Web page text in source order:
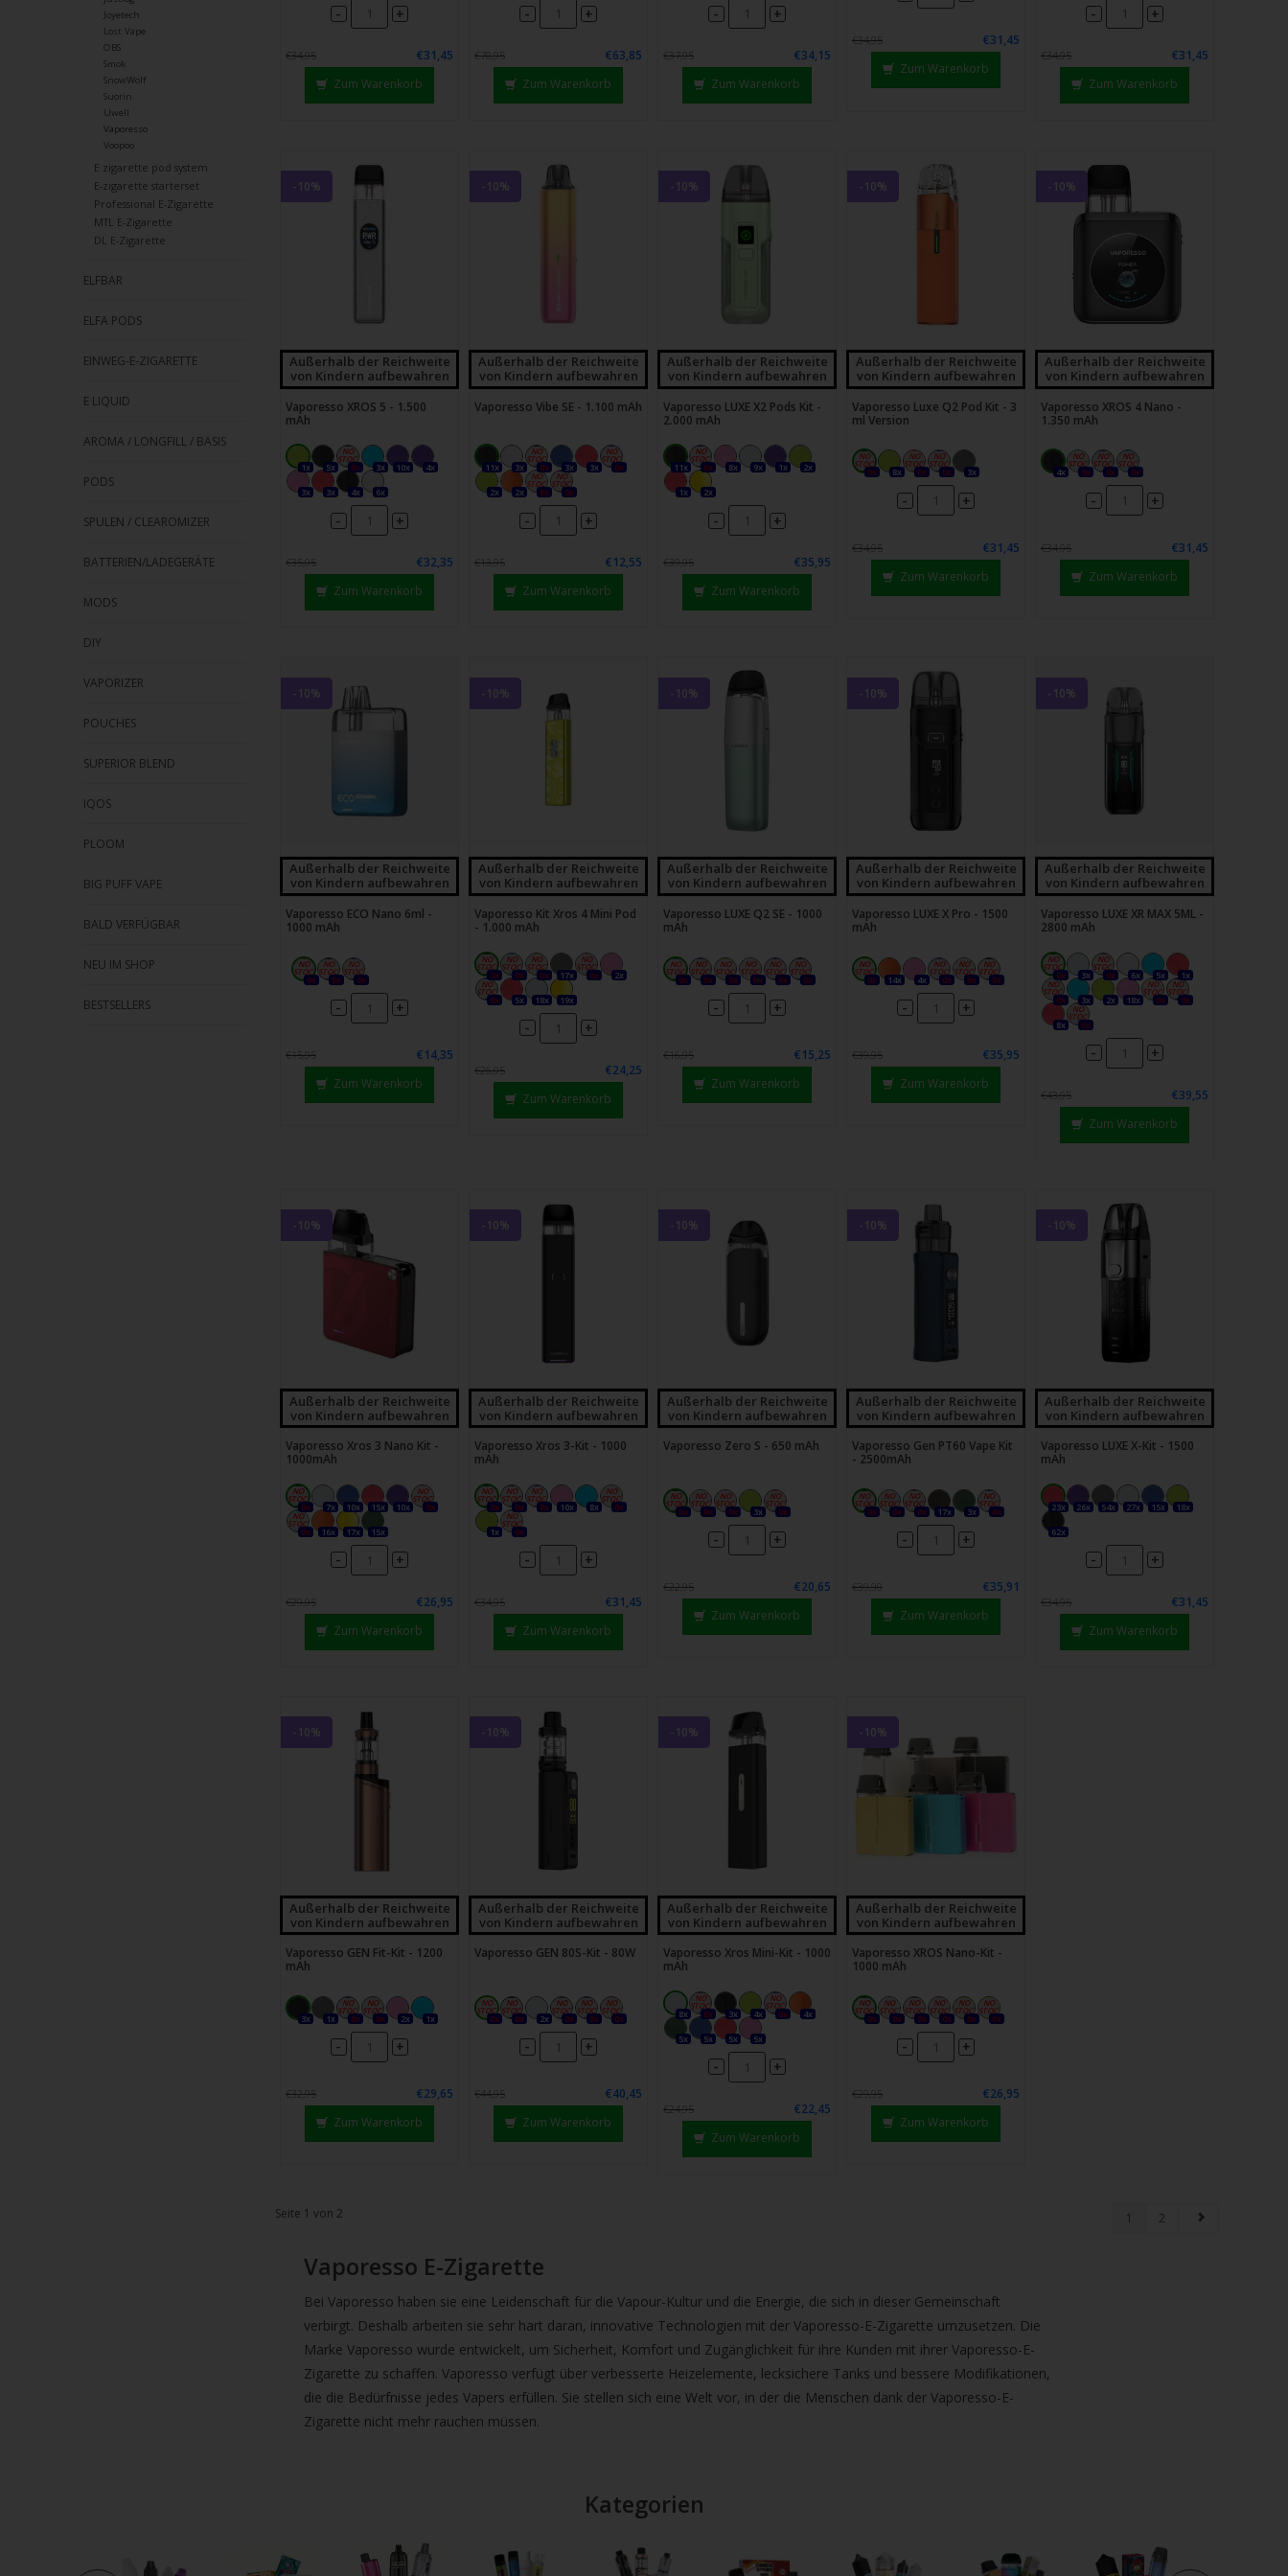
Streichgesten
Joyetech
Lost Vape
OBS
Smok
SnowWolf
Suorin
Uwell
Vaporesso
Voopoo
E zigarette pod system
E-zigarette starterset
Professional E-Zigarette
MTL E-Zigarette
DL E-Zigarette
ELFBAR
ELFA PODS
EINWEG-E-ZIGARETTE
E LIQUID
AROMA / LONGFILL / BASIS
PODS
SPULEN / CLEAROMIZER
BATTERIEN/LADEGERÄTE
MODS
DIY
VAPORIZER
POUCHES
SUPERIOR BLEND
IQOS
PLOOM
BIG PUFF VAPE
BALD VERFÜGBAR
NEU IM SHOP
BESTSELLERS
- +
€34,95
€31,45
Zum Warenkorb
- +
€70,95
€63,85
Zum Warenkorb
- +
€37,95
€34,15
Zum Warenkorb
€34,95
€31,45
Zum Warenkorb
- +
€34,95
€31,45
Zum Warenkorb
-10%
Außerhalb der Reichweite
von Kindern aufbewahren
Vaporesso XROS 5 - 1.500
mAh
1x 5x 0x 3x 10x
4x
3x
3x 4x 6x
- +
€35,95
€32,35
Zum Warenkorb
-10%
Außerhalb der Reichweite
von Kindern aufbewahren
Vaporesso Vibe SE - 1.100 mAh
11x 3x 0x 3x 3x 0x
2x 2x 0x 0x
- +
€13,95
€12,55
Zum Warenkorb
-10%
Außerhalb der Reichweite
von Kindern aufbewahren
Vaporesso LUXE X2 Pods Kit -
2.000 mAh
11x 0x 8x 9x 1x 2x
1x 2x
- +
€39,95
€35,95
Zum Warenkorb
-10%
Außerhalb der Reichweite
von Kindern aufbewahren
Vaporesso Luxe Q2 Pod Kit - 3
ml Version
0x 8x 0x 0x 3x
- +
€34,95
€31,45
Zum Warenkorb
-10%
Außerhalb der Reichweite
von Kindern aufbewahren
Vaporesso XROS 4 Nano -
1.350 mAh
4x 0x 0x 0x
- +
€34,95
€31,45
Zum Warenkorb
-10%
Außerhalb der Reichweite
von Kindern aufbewahren
Vaporesso ECO Nano 6ml -
1000 mAh
0x 0x 0x
- +
€15,95
€14,35
Zum Warenkorb
-10%
Außerhalb der Reichweite
von Kindern aufbewahren
Vaporesso Kit Xros 4 Mini Pod
- 1.000 mAh
0x 0x 0x 17x 0x 2x
0x 5x 18x 19x
- +
€26,95
€24,25
Zum Warenkorb
-10%
Außerhalb der Reichweite
von Kindern aufbewahren
Vaporesso LUXE Q2 SE - 1000
mAh
0x 0x 0x 0x 0x 0x
- +
€16,95
€15,25
Zum Warenkorb
-10%
Außerhalb der Reichweite
von Kindern aufbewahren
Vaporesso LUXE X Pro - 1500
mAh
0x 14x 4x 0x 0x 0x
- +
€39,95
€35,95
Zum Warenkorb
-10%
Außerhalb der Reichweite
von Kindern aufbewahren
Vaporesso LUXE XR MAX 5ML -
2800 mAh
0x 3x 0x 6x 5x
1x
0x
3x 2x 18x 0x 0x
8x 0x
- +
€43,95
€39,55
Zum Warenkorb
-10%
Außerhalb der Reichweite
von Kindern aufbewahren
Vaporesso Xros 3 Nano Kit -
1000mAh
0x 7x 10x 15x 10x 0x
0x 16x 17x 15x
- +
€29,95
€26,95
Zum Warenkorb
-10%
Außerhalb der Reichweite
von Kindern aufbewahren
Vaporesso Xros 3-Kit - 1000
mAh
0x 0x 0x 10x 8x
0x
1x
0x
- +
€34,95
€31,45
Zum Warenkorb
-10%
Außerhalb der Reichweite
von Kindern aufbewahren
Vaporesso Zero S - 650 mAh
0x 0x 0x 3x 0x
- +
€22,95
€20,65
Zum Warenkorb
-10%
Außerhalb der Reichweite
von Kindern aufbewahren
Vaporesso Gen PT60 Vape Kit
- 2500mAh
0x 0x 0x 17x 3x 0x
- +
€39,90
€35,91
Zum Warenkorb
-10%
Außerhalb der Reichweite
von Kindern aufbewahren
Vaporesso LUXE X-Kit - 1500
mAh
23x 26x 54x 27x 15x
18x
62x
- +
€34,95
€31,45
Zum Warenkorb
-10%
Außerhalb der Reichweite
von Kindern aufbewahren
Vaporesso GEN Fit-Kit - 1200
mAh
3x 1x 0x 0x 2x 1x
- +
€32,95
€29,65
Zum Warenkorb
-10%
Außerhalb der Reichweite
von Kindern aufbewahren
Vaporesso GEN 80S-Kit - 80W
0x 0x 2x 0x 0x 0x
- +
€44,95
€40,45
Zum Warenkorb
-10%
Außerhalb der Reichweite
von Kindern aufbewahren
Vaporesso Xros Mini-Kit - 1000
mAh
8x 0x 3x 4x 0x
4x
5x
5x 5x 5x
- +
€24,95
€22,45
Zum Warenkorb
-10%
Außerhalb der Reichweite
von Kindern aufbewahren
Vaporesso XROS Nano-Kit -
1000 mAh
0x 0x 0x 0x 0x 0x
- +
€29,95
€26,95
Zum Warenkorb
Seite 1 von 2 1 2
Vaporesso E-Zigarette
Bei Vaporesso haben sie eine Leidenschaft für die Vapour-Kultur und die Energie, die sich in dieser Gemeinschaft
verbirgt. Deshalb arbeiten sie sehr hart daran, innovative Technologien mit der Vaporesso-E-Zigarette umzusetzen. Die
Marke Vaporesso wurde entwickelt, um Sicherheit, Komfort und Zugänglichkeit für ihre Kunden mit ihrer Vaporesso-E-
Zigarette zu schaffen. Vaporesso verfügt über verbesserte Heizelemente, lecksichere Tanks und bessere Modifikationen,
die die Bedürfnisse jedes Vapers erfüllen. Sie stellen sich eine Welt vor, in der die Menschen dank der Vaporesso-E-
Zigarette nicht mehr rauchen müssen.
Kategorien